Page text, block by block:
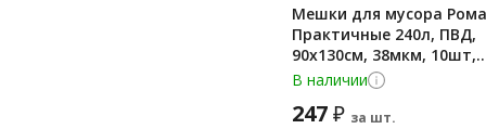
Мешки для мусора
Практичные 240л, ПВД,
90х130см, 38мкм, 10шт,
черного цвета, в
В наличии
247₽ за шт.